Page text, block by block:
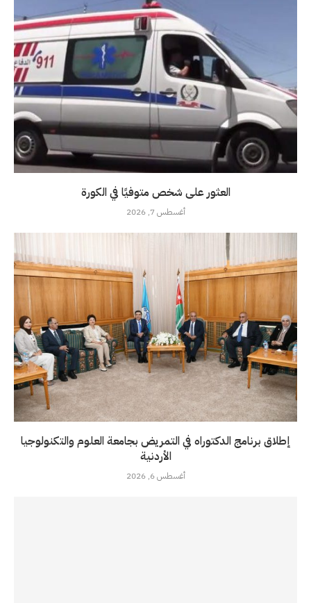
العثور على شخص متوفيًا في الكورة
أغسطس 7, 2026
إطلاق برنامج الدكتوراه في التمريض بجامعة العلوم والتكنولوجيا
الأردنية
أغسطس 6, 2026